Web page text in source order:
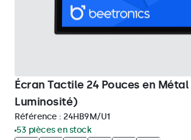
Écran Tactile 24 Pouces en
Luminosité)
Référence : 24HB9M/U1
53 pièces en stock